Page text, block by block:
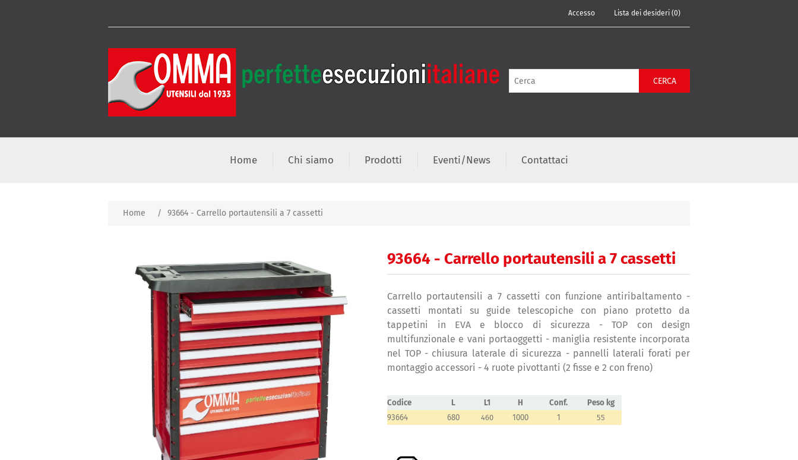
Accesso Lista dei desideri (0)
CERCA
Home Chi siamo Prodotti Eventi/News Contattaci
Home / 93664 - Carrello portautensili a 7 cassetti
93664 - Carrello portautensili a 7 cassetti
Carrello portautensili a 7 cassetti con funzione antiribaltamento -
cassetti montati su guide telescopiche con piano protetto da
tappetini in EVA e blocco di sicurezza - TOP con design
multifunzionale e vani portaoggetti - maniglia resistente incorporata
nel TOP - chiusura laterale di sicurezza - pannelli laterali forati per
montaggio accessori - 4 ruote pivottanti (2 fisse e 2 con freno)
Codice L L1 H Conf.
Peso kg
93664
680 460 1000 1 55